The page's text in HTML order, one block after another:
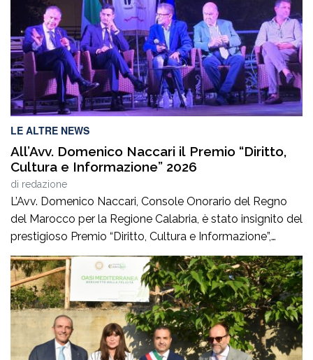
LE ALTRE NEWS
All’Avv. Domenico Naccari il Premio “Diritto,
Cultura e Informazione” 2026
di redazione
L’Avv. Domenico Naccari, Console Onorario del Regno
del Marocco per la Regione Calabria, è stato insignito del
prestigioso Premio “Diritto, Cultura e Informazione”,
giunto alla IV edizione, promosso dal Consiglio
dell’Ordine degli Avvocati di Palmi, dall’AIGA –
Associazione Italiana Giovani Avvocati – Sezione di
Palmi e dall’ONDIF – Osservatorio Nazionale sul Diritto
di Famiglia – […]